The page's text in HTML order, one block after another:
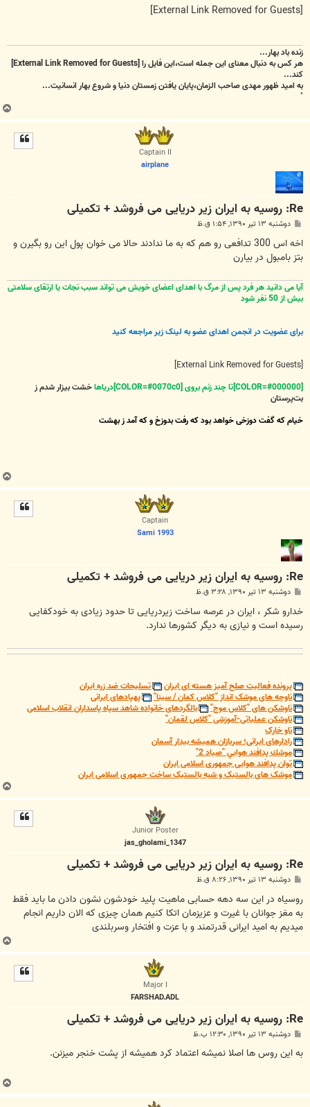
زنده باد بهار...
هر کس به دنبال معنای این جمله است،این فایل را[External Link Removed for Guests]
کند...
به امید ظهور مهدی صاحب الزمان،پایان یافتن زمستان دنیا و شروع بهار انسانیت...
ب
ا
Captain II
airplane
Re: روسیه به ایران زیر دریایی می فروشد + تکمیلی
پ
ت
دوشنبه ۱۳ تیر ۱۳۹۰, ۱:۵۴ ق.ظ
اخه اس 300 تدافعی رو هم که به ما ندادند حالا می خوان پول این رو بگیرن و
بتز بامبول در بیارن
آیا می دانید هر فرد پس از مرگ با اهدای اعضای خویش می تواند سبب نجات یا ارتقای سلامتی
بیش از 50 نفر شود
برای عضویت در انجمن اهدای عضو به لینک زیر مراجعه کنید
خشت بیزار شدم ز
بت‌پرستان
خیام که گفت دوزخی خواهد بود که رفت بدوزخ و که آمد ز بهشت
ب
ا
Captain
Sami 1993
Re: روسیه به ایران زیر دریایی می فروشد + تکمیلی
پ
ت
دوشنبه ۱۳ تیر ۱۳۹۰, ۳:۲۸ ق.ظ
خدارو شکر ، ایران در عرصه ساخت زیردریایی تا حدود زیادی به خودکفایی
رسیده است و نیازی به دیگر کشورها ندارد.
پرونده فعالیت صلح آمیز هسته ای ایران
تسلیحات ضد زره ایران
ناوچه های موشک انداز "کلاس کمان / سینا"
پهپادهای ایرانی
ناوشکن های "کلاس موج"
بالگردهای خانواده شاهد سپاه پاسداران انقلاب اسلامی
ناوشکن عملیاتی-آموزشی "کلاس لقمان"
ناو خارک
رادارهای ایرانی؛ سربازان همیشه بیدار آسمان
موشك پدافند هوايي "صياد 2"
توان پدافند هوایی جمهوری اسلامی ایران
موشک های بالستیک و شبه بالستیک ساخت جمهوری اسلامی ایران
ب
ا
Junior Poster
jas_gholami_1347
Re: روسیه به ایران زیر دریایی می فروشد + تکمیلی
پ
ت
دوشنبه ۱۳ تیر ۱۳۹۰, ۸:۲۶ ق.ظ
روسیاه در این سه دهه حسابی ماهیت پلید خودشون نشون دادن ما باید فقط
به مغز جوانان با غیرت و عزیزمان اتکا کنیم همان چیزی که الان داریم انجام
میدیم به امید ایرانی قدرتمند و با عزت و افتخار وسربلندی
ب
ا
Major I
FARSHAD.ADL
Re: روسیه به ایران زیر دریایی می فروشد + تکمیلی
پ
ت
دوشنبه ۱۳ تیر ۱۳۹۰, ۱۲:۳۰ ب.ظ
به این روس ها اصلا نمیشه اعتماد کرد همیشه از پشت خنجر میزنن.
ب
ا